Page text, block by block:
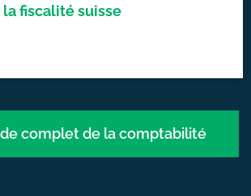
fiscalité suisse
complet de la comptabilité